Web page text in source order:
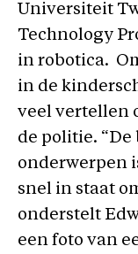
Universiteit
Technology
in robotica.
in de
veel vertellen
de politie.
onderwerpen
snel in staat
onderstelt
een foto van